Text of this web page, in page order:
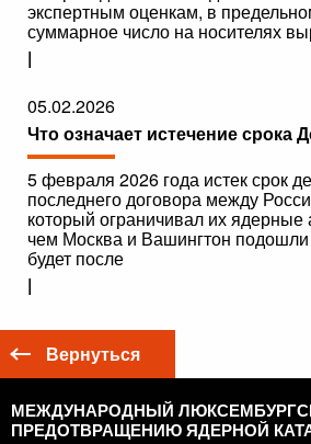
экспертным оценкам, в
суммарное число на носителях
|
05.02.2026
Что означает истечение срока
5 февраля 2026 года истек срок
последнего договора между
который ограничивал их
чем Москва и Вашингтон подошли
будет после
|
Вернуться
МЕЖДУНАРОДНЫЙ
ПРЕДОТВРАЩЕНИЮ ЯДЕРНОЙ